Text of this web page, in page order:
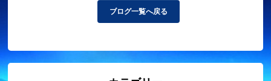
ブログ一覧へ戻る